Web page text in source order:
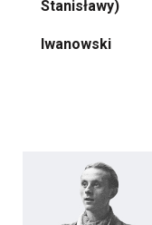
Stanisławy)
Iwanowski